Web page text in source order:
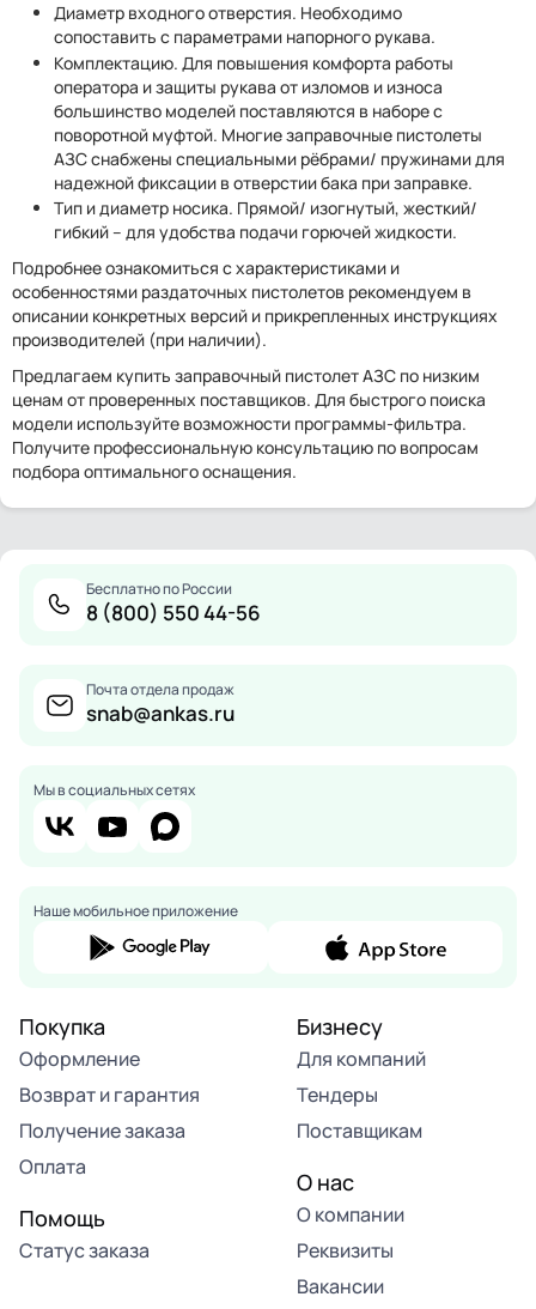
Диаметр входного отверстия. Необходимо
сопоставить с параметрами напорного рукава.
Комплектацию. Для повышения комфорта работы
оператора и защиты рукава от изломов и износа
большинство моделей поставляются в наборе с
поворотной муфтой. Многие заправочные пистолеты
АЗС снабжены специальными рёбрами/ пружинами для
надежной фиксации в отверстии бака при заправке.
Тип и диаметр носика. Прямой/ изогнутый, жесткий/
гибкий – для удобства подачи горючей жидкости.
Подробнее ознакомиться с характеристиками и
особенностями раздаточных пистолетов рекомендуем в
описании конкретных версий и прикрепленных инструкциях
производителей (при наличии).
Предлагаем купить заправочный пистолет АЗС по низким
ценам от проверенных поставщиков. Для быстрого поиска
модели используйте возможности программы-фильтра.
Получите профессиональную консультацию по вопросам
подбора оптимального оснащения.
Бесплатно по России
8 (800) 550 44-56
Почта отдела продаж
snab@ankas.ru
Мы в социальных сетях
Наше мобильное приложение
Покупка
Оформление
Возврат и гарантия
Получение заказа
Оплата
Помощь
Статус заказа
Бизнесу
Для компаний
Тендеры
Поставщикам
О нас
О компании
Реквизиты
Вакансии